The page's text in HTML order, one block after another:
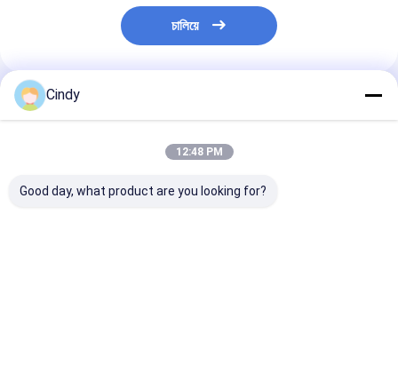
চালিয়ে
প্রস্তাবিত পণ্য
Cindy
12:48 PM
Good day, what product are you looking for?